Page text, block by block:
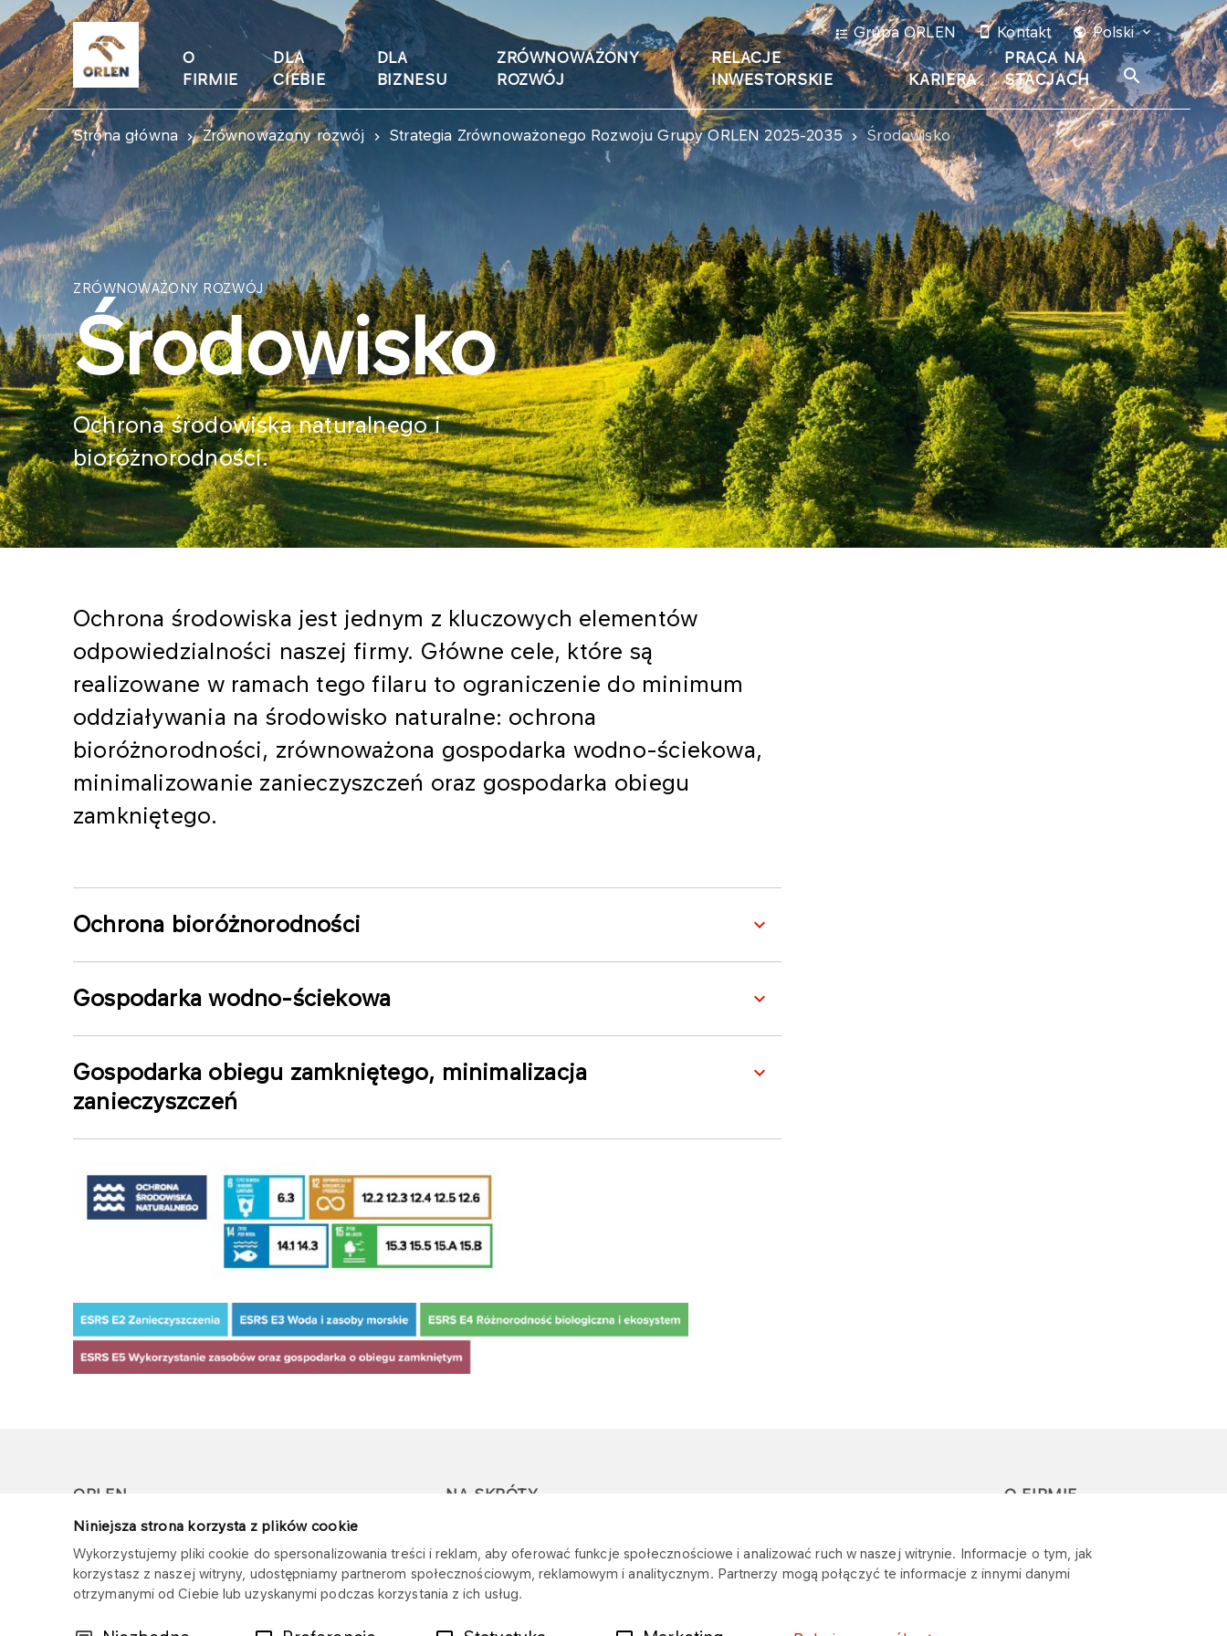
Niniejsza strona korzysta z plików cookie
Wykorzystujemy pliki cookie do spersonalizowania treści i reklam, aby oferować funkcje społecznościowe i analizować ruch w naszej witrynie. Informacje o tym, jak
korzystasz z naszej witryny, udostępniamy partnerom społecznościowym, reklamowym i analitycznym. Partnerzy mogą połączyć te informacje z innymi danymi
otrzymanymi od Ciebie lub uzyskanymi podczas korzystania z ich usług.
O
FIRMIE
DLA
CIEBIE
DLA
BIZNESU
ZRÓWNOWAŻONY
ROZWÓJ
RELACJE
INWESTORSKIE
KARIERA
PRACA NA
STACJACH
Grupa ORLEN Kontakt Polski
Strona główna Zrównoważony rozwój Strategia Zrównoważonego Rozwoju Grupy ORLEN 2025-2035 Środowisko
ZRÓWNOWAŻONY ROZWÓJ
Środowisko
Ochrona środowiska naturalnego i
bioróżnorodności.
Ochrona środowiska jest jednym z kluczowych elementów
odpowiedzialności naszej firmy. Główne cele, które są
realizowane w ramach tego filaru to ograniczenie do minimum
oddziaływania na środowisko naturalne: ochrona
bioróżnorodności, zrównoważona gospodarka wodno-ściekowa,
minimalizowanie zanieczyszczeń oraz gospodarka obiegu
zamkniętego.
Ochrona bioróżnorodności
Gospodarka wodno-ściekowa
Gospodarka obiegu zamkniętego, minimalizacja
zanieczyszczeń
ORLEN
Copyright © 1996-2026
Wszystkie prawa zastrzeżone
NA SKRÓTY
oszustwami
Mapa stacji
Dotacje
reklamację
O FIRMIE
Wymagania